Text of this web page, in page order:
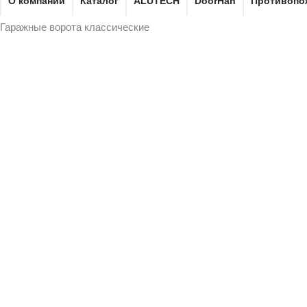
Гаражные ворота классические